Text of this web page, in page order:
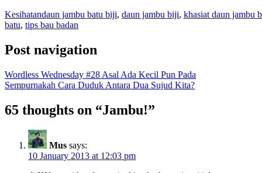
Kesihatandaun jambu batu biji, daun jambu biji, khasiat daun jambu
batu, tips bau badan
Post navigation
Wordless Wednesday #28 Asal Ada Kecil Pun Pada
Sempurnakah Cara Duduk Antara Dua Sujud Kita?
65 thoughts on “Jambu!”
Mus says:
10 January 2013 at 12:03 pm